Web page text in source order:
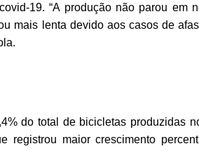
19. “A produção não parou em
mais lenta devido aos casos de
do total de bicicletas produzidas
registrou maior crescimento